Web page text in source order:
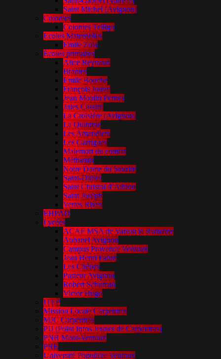
Saint Michel (Avignon)
Colonies
Colonies Telligo
Ecoles Maternelles
Emile Zola
Écoles primaires
Alice Reynaud
Brantes
Emile Bouche
François Jouve
Jean Moulin Pernes
Jules Cassini
La Croisière (Avignon)
La Quintine
Les Amandiers
Les Garrigues
Malemort du comtat
Méthamis
Notre Dame du Sourire
Saint-Didier
Saint Christol d’Albion
Saint Joseph
Vertes Rives
EHPAD
Lycées
ACAF MSA de Vaison la Romaine
Aubanel Avignon
Campus Provence Ventoux
Jean Henri Fabre
Les Chênes
Pasteur Avignon
Robert Schuman
Victor Hugo
ITEP
Mission Locale Carpentras
MJC Carpentras
PIJ (Point Infos Jeunes de Carpentras)
PNR Mont-Ventoux
PRE
Université Populaire Ventoux